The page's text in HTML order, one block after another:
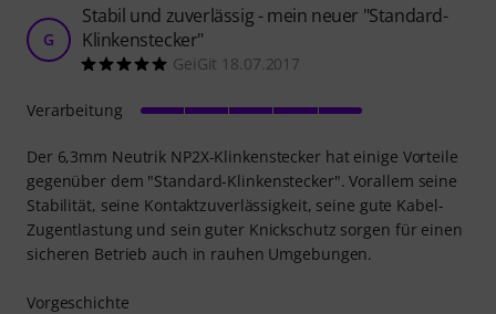
G
Stabil und zuverlässig - mein neuer "Standard-
Klinkenstecker"
GeiGit 18.07.2017
Der 6,3mm Neutrik NP2X-Klinkenstecker hat einige Vorteile
gegenüber dem "Standard-Klinkenstecker". Vorallem seine
Stabilität, seine Kontaktzuverlässigkeit, seine gute Kabel-
Zugentlastung und sein guter Knickschutz sorgen für einen
sicheren Betrieb auch in rauhen Umgebungen.
Vorgeschichte
Verarbeitung